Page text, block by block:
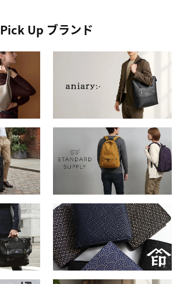
Pick Up ブランド